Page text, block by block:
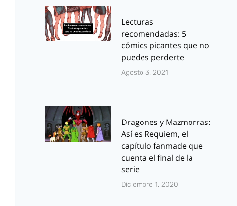
Lecturas
recomendadas: 5
cómics picantes que no
puedes perderte
Agosto 3, 2021
Dragones y Mazmorras:
Así es Requiem, el
capítulo fanmade que
cuenta el final de la
serie
Diciembre 1, 2020